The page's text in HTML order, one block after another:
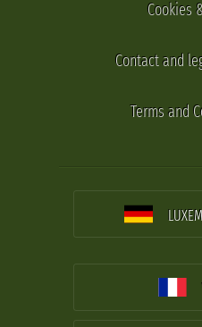
Cookies
Contact and
Terms and